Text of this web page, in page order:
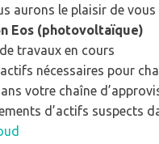
aurons le plaisir de
Eos (photovoltaïque)
travaux en cours
nécessaires pour
votre chaîne
d’actifs suspects